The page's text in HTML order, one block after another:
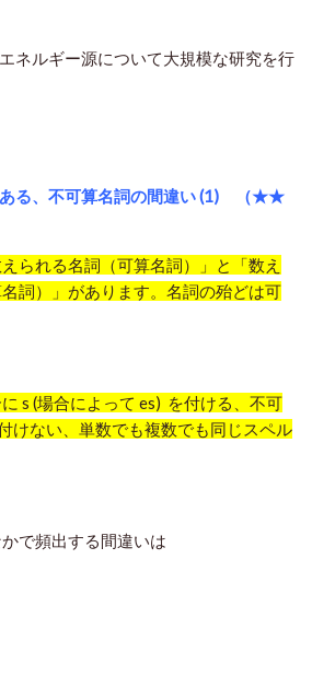
ルギー源について大規模な研究を行
る、不可算名詞の間違い (1) （★★
られる名詞（可算名詞）」と「数え
詞）」があります。 名詞の殆どは可
s (場合によって es) を付ける、不可
けない、単数でも複数でも同じスペル
で頻出する間違いは